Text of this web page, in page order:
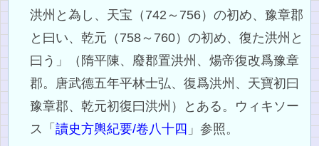
洪州と為し、天宝（742～756）の初め、豫章郡
と曰い、乾元（758～760）の初め、復た洪州と
曰う」（隋平陳、廢郡置洪州、煬帝復改爲豫章
郡。唐武德五年平林士弘、復爲洪州、天寶初曰
豫章郡、乾元初復曰洪州）とある。ウィキソー
ス「讀史方輿紀要/卷八十四 」参照。